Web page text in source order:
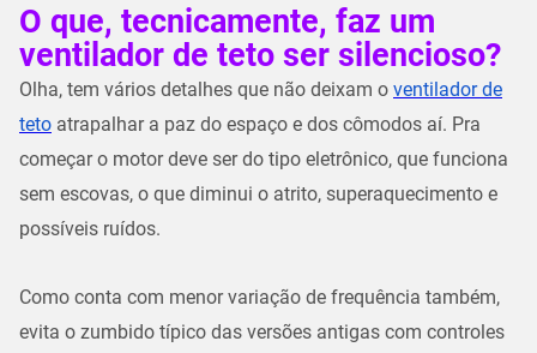
O que, tecnicamente, faz um
ventilador de teto ser silencioso?
Olha, tem vários detalhes que não deixam o ventilador de
teto atrapalhar a paz do espaço e dos cômodos aí. Pra
começar o motor deve ser do tipo eletrônico, que funciona
sem escovas, o que diminui o atrito, superaquecimento e
possíveis ruídos.
Como conta com menor variação de frequência também,
evita o zumbido típico das versões antigas com controles